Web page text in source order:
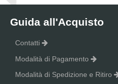
Guida all'Acquisto
Contatti
Modalità di Pagamento
Modalità di Spedizione e Ritiro